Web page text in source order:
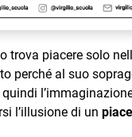
trova piacere solo
perché al suo
l’illusione di un